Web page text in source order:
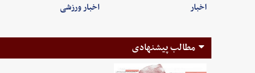
اخبار اخبار ورزشی
مطالب پیشنهادی